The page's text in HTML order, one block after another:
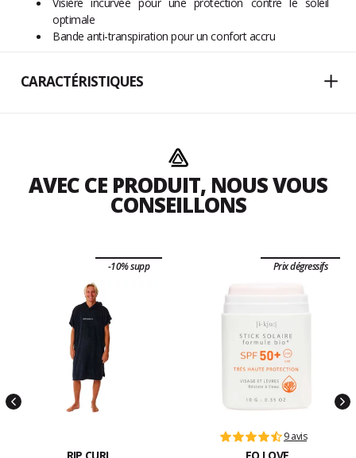
Visière incurvée pour une protection contre le soleil
optimale
Bande anti-transpiration pour un confort accru
CARACTÉRISTIQUES
AVEC CE PRODUIT, NOUS VOUS
CONSEILLONS
-10% supp Prix dégressifs
9 avis